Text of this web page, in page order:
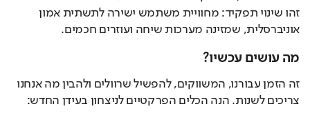
זהו שינוי תפקיד: מחוויית משתמש ישירה לתשתית אמון
אוניברסלית, שמזינה מערכות שיחה ועוזרים חכמים.
מה עושים עכשיו?
צריכים לשנות. הנה הכלים הפרקטיים לניצחון בעידן החדש: